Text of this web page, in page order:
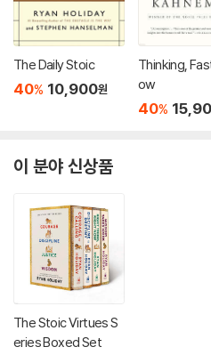
The Daily Stoic
40% 10,900원
Thinking,
ow
40%
이 분야 신상품
The Stoic Virtues S
eries Boxed Set